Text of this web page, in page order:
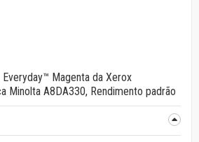
Magenta da Xerox
Minolta A8DA330, Rendimento padrão